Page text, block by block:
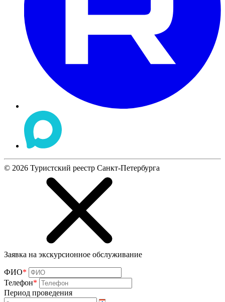
© 2026 Туристский реестр Санкт-Петербурга
Заявка на экскурсионное обслуживание
ФИО*
Телефон*
Период проведения